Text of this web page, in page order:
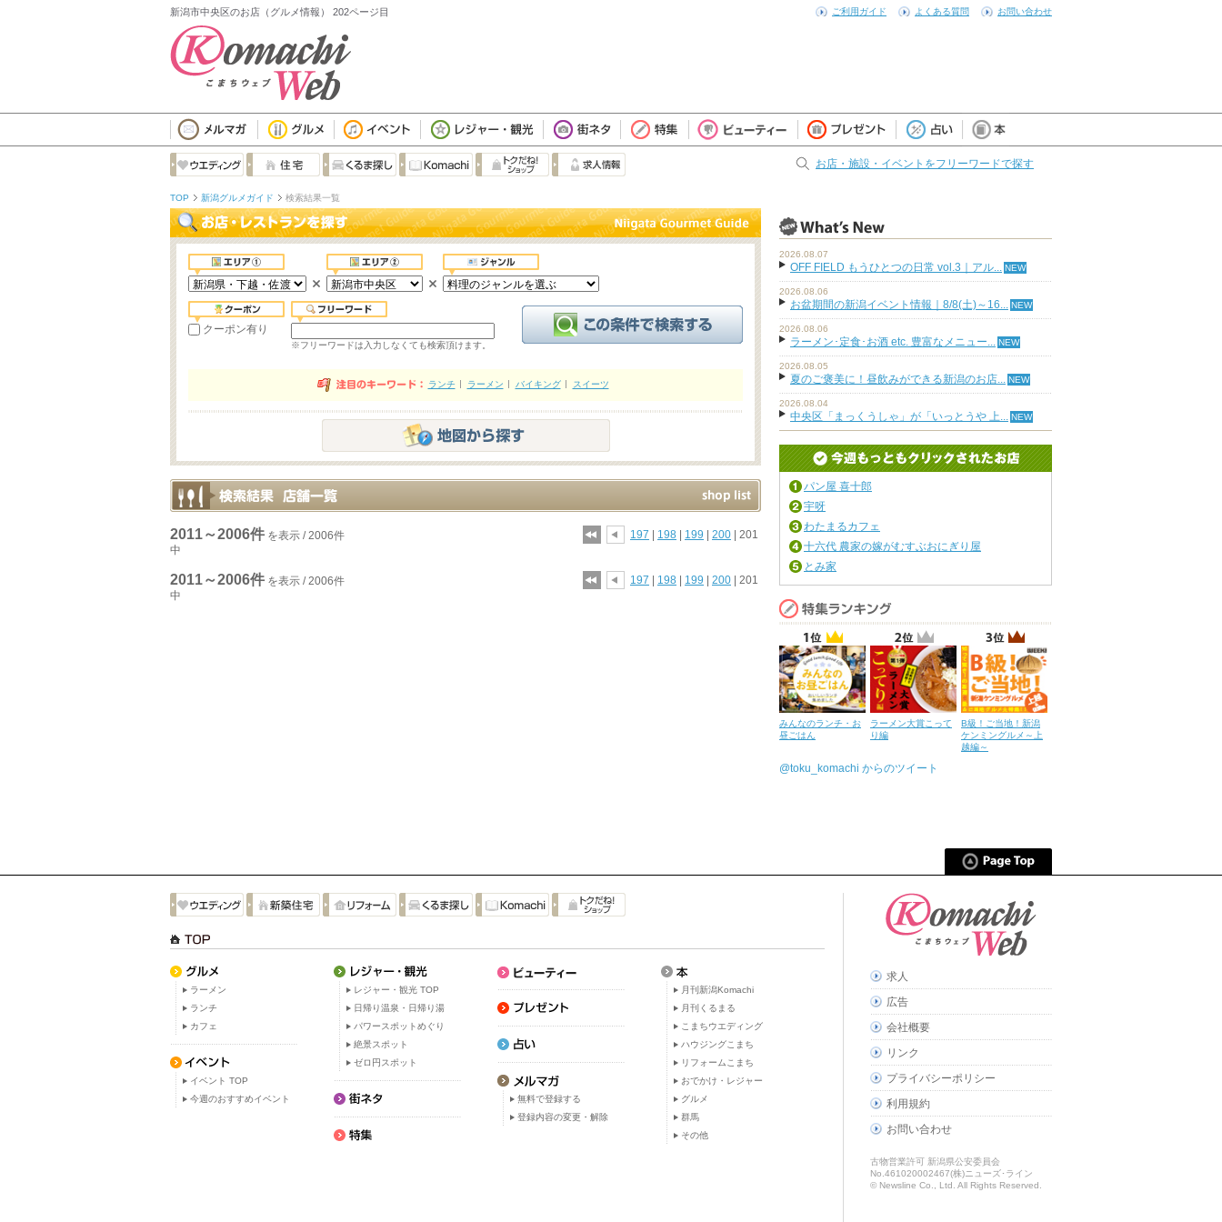
新潟市中央区のお店（グルメ情報） 202ページ目 ご利用ガイド よくある質問 お問い合わせ
お店・施設・イベントをフリーワードで探す
TOP 新潟グルメガイド 検索結果一覧
クーポン有り
※フリーワードは入力しなくても検索頂けます。
ランチ ラーメン バイキング スイーツ
2011～2006件 を表示 / 2006件
中
197 198 199 200 | 201
2011～2006件 を表示 / 2006件
中
197 198 199 200 | 201
2026.08.07
OFF FIELD もうひとつの日常 vol.3｜アル...
2026.08.06
お盆期間の新潟イベント情報｜8/8(土)～16...
2026.08.06
ラーメン･定食･お酒 etc. 豊富なメニュー...
2026.08.05
夏のご褒美に！昼飲みができる新潟のお店...
2026.08.04
中央区「まっくうしゃ」が「いっとうや 上...
パン屋 喜十郎
宇呀
わたまるカフェ
十六代 農家の嫁がむすぶおにぎり屋
とみ家
みんなのランチ・お
昼ごはん
ラーメン大賞こって
り編
B級！ご当地！新潟
ケンミングルメ～上
越編～
@toku_komachi からのツイート
ラーメン
ランチ
カフェ
イベント TOP
今週のおすすめイベント
レジャー・観光 TOP
日帰り温泉・日帰り湯
パワースポットめぐり
絶景スポット
ゼロ円スポット
無料で登録する
登録内容の変更・解除
月刊新潟Komachi
月刊くるまる
こまちウエディング
ハウジングこまち
リフォームこまち
おでかけ・レジャー
グルメ
群馬
その他
求人
広告
会社概要
リンク
プライバシーポリシー
利用規約
お問い合わせ
古物営業許可 新潟県公安委員会
No.461020002467(株)ニューズ･ライン
© Newsline Co., Ltd. All Rights Reserved.